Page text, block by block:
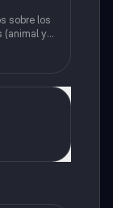
sobre los
(animal y